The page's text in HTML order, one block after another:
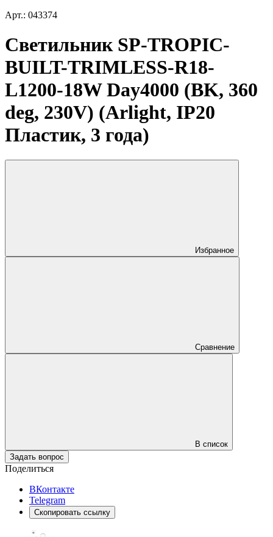
Арт.: 043374
Светильник SP-TROPIC-
BUILT-TRIMLESS-R18-
L1200-18W Day4000 (BK, 360
deg, 230V) (Arlight, IP20
Пластик, 3 года)
Избранное
Сравнение
В список
Задать вопрос
Поделиться
ВКонтакте
Telegram
Скопировать ссылку